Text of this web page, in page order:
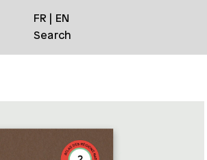
FR
EN
Search